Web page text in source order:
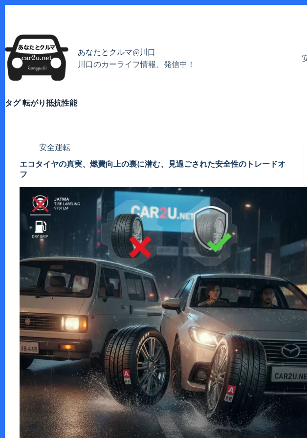
ツ
へ
ス
キ
プ
あなたとクルマ@川口
川口のカーライフ情報、発信中！
タグ転がり抵抗性能
安全運転
エコタイヤの真実、燃費向上の裏に潜む、見過ごされた安全性のトレードオ
フ